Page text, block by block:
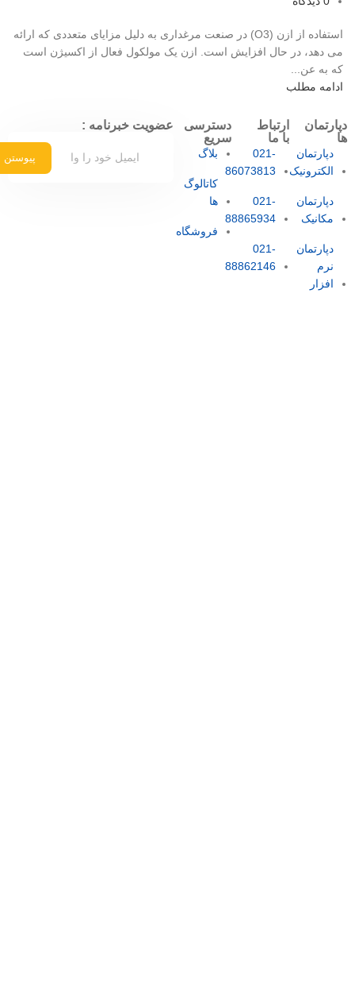
استفاده از ازن (O3) در صنعت مرغداری به دلیل مزایای متعددی که ارائه
می دهد، در حال افزایش است. ازن یک مولکول فعال از اکسیژن است
که به عن...
ادامه مطلب
دپارتمان
ها
دپارتمان
الکترونیک
دپارتمان
مکانیک
دپارتمان
نرم
افزار
ارتباط
با ما
021-
86073813
021-
88865934
021-
88862146
دسترسی
سریع
بلاگ
کاتالوگ
ها
فروشگاه
عضویت خبرنامه :
پیوستن